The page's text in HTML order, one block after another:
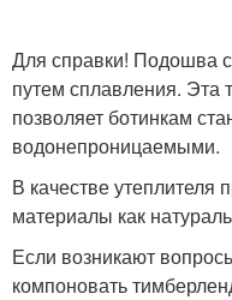
Для справки! Подошва
путем сплавления. Эта
позволяет ботинкам
водонепроницаемыми.
В качестве утеплителя
материалы как
Если возникают
компоновать